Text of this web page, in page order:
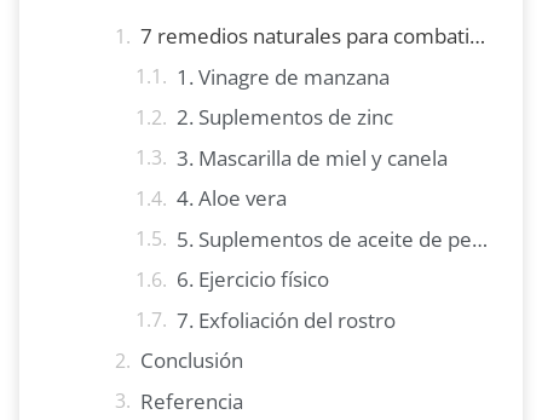
7 remedios naturales para combatir el acné
1. Vinagre de manzana
2. Suplementos de zinc
3. Mascarilla de miel y canela
4. Aloe vera
5. Suplementos de aceite de pescado
6. Ejercicio físico
7. Exfoliación del rostro
Conclusión
Referencia